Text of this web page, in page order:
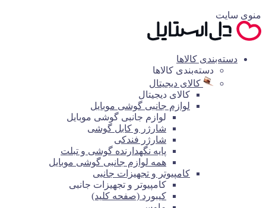
منوی سایت
دسته‌بندی کالاها
دسته‌بندی کالاها
کالای دیجیتال
کالای دیجیتال
لوازم جانبی گوشی موبایل
لوازم جانبی گوشی موبایل
شارژر و کابل گوشی
شارژر فندکی
پایه نگهدارنده گوشی و تبلت
همه لوازم جانبی گوشی موبایل
کامپیوتر و تجهیزات جانبی
کامپیوتر و تجهیزات جانبی
کیبورد (صفحه کلید)